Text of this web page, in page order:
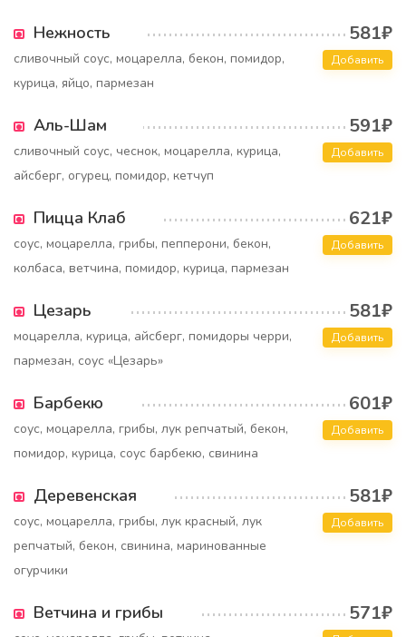
Нежность 581₽
сливочный соус, моцарелла, бекон, помидор,
курица, яйцо, пармезан
Добавить
Аль-Шам 591₽
сливочный соус, чеснок, моцарелла, курица,
айсберг, огурец, помидор, кетчуп
Добавить
Пицца Клаб 621₽
соус, моцарелла, грибы, пепперони, бекон,
колбаса, ветчина, помидор, курица, пармезан
Добавить
Цезарь 581₽
моцарелла, курица, айсберг, помидоры черри,
пармезан, соус «Цезарь»
Добавить
Барбекю 601₽
соус, моцарелла, грибы, лук репчатый, бекон,
помидор, курица, соус барбекю, свинина
Добавить
Деревенская 581₽
соус, моцарелла, грибы, лук красный, лук
репчатый, бекон, свинина, маринованные
огурчики
Добавить
Ветчина и грибы 571₽